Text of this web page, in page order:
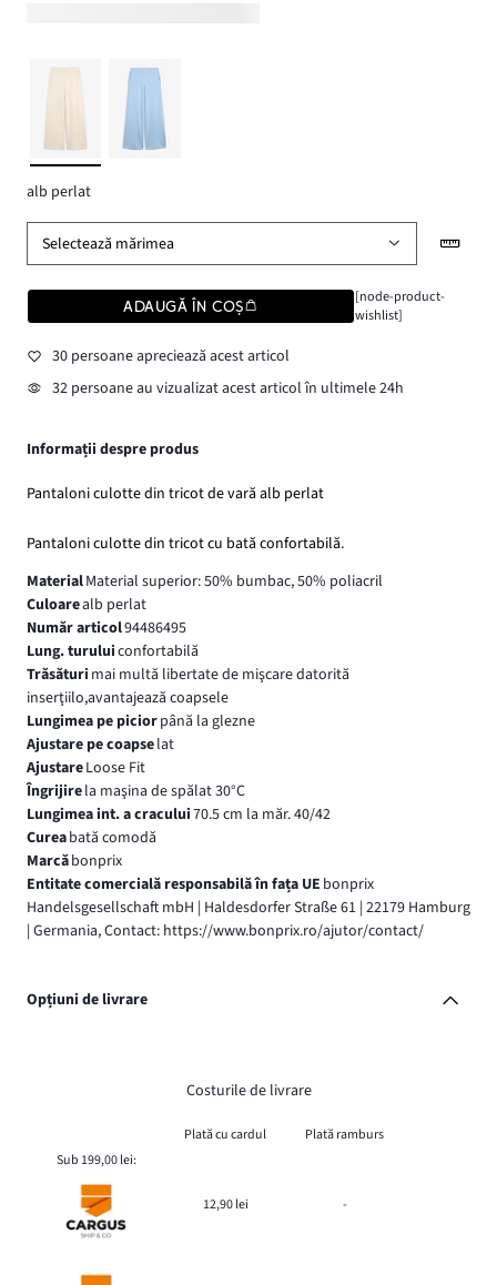
alb perlat
Selectează mărimea
ADAUGĂ ÎN COȘ
[node-product-
wishlist]
30 persoane apreciează acest articol
32 persoane au vizualizat acest articol în ultimele 24h
Informații despre produs
Pantaloni culotte din tricot de vară alb perlat
Pantaloni culotte din tricot cu bată confortabilă.
MaterialMaterial superior: 50% bumbac, 50% poliacril
Culoarealb perlat
Număr articol94486495
Lung. turuluiconfortabilă
Trăsături mai multă libertate de mişcare datorită
inserţiilo,avantajează coapsele
Lungimea pe piciorpână la glezne
Ajustare pe coapselat
AjustareLoose Fit
Îngrijirela maşina de spălat 30°C
Lungimea int. a cracului70.5 cm la măr. 40/42
Cureabată comodă
Marcăbonprix
Entitate comercială responsabilă în fața UE bonprix
Handelsgesellschaft mbH | Haldesdorfer Straße 61 | 22179 Hamburg
| Germania, Contact: https://www.bonprix.ro/ajutor/contact/
Opțiuni de livrare
Costurile de livrare
Plată cu cardul
Plată ramburs
Sub 199,00 lei:
12,90 lei -